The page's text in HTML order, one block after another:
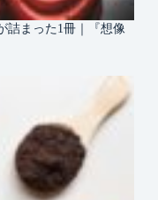
詰まった1冊｜『想像